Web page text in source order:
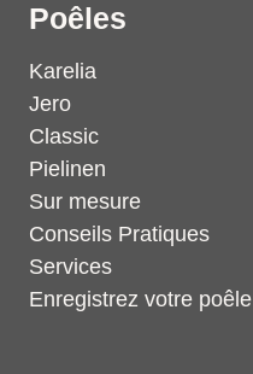
Poêles
Karelia
Jero
Classic
Pielinen
Sur mesure
Conseils Pratiques
Services
Enregistrez votre poêle